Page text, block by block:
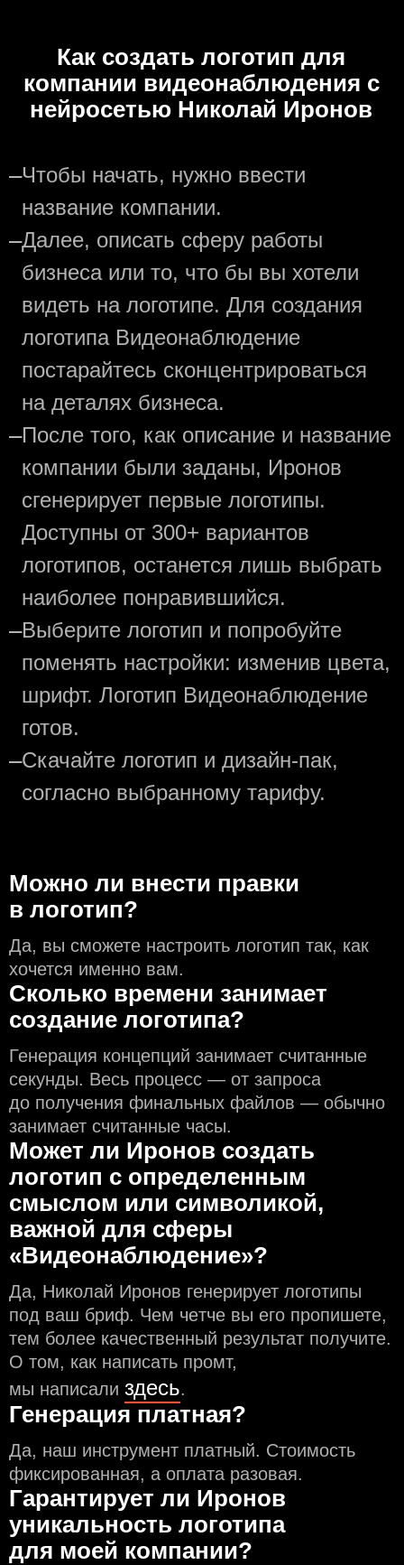
Как создать логотип для
компании видеонаблюдения с
нейросетью Николай Иронов
—Чтобы начать, нужно ввести
название компании.
—Далее, описать сферу работы
бизнеса или то, что бы вы хотели
видеть на логотипе. Для создания
логотипа Видеонаблюдение
постарайтесь сконцентрироваться
на деталях бизнеса.
—После того, как описание и название
компании были заданы, Иронов
сгенерирует первые логотипы.
Доступны от 300+ вариантов
логотипов, останется лишь выбрать
наиболее понравившийся.
—Выберите логотип и попробуйте
поменять настройки: изменив цвета,
шрифт. Логотип Видеонаблюдение
готов.
—Скачайте логотип и дизайн-пак,
согласно выбранному тарифу.
Можно ли внести правки
в логотип?
Да, вы сможете настроить логотип так, как
хочется именно вам.
Сколько времени занимает
создание логотипа?
Генерация концепций занимает считанные
секунды. Весь процесс — от запроса
до получения финальных файлов — обычно
занимает считанные часы.
Может ли Иронов создать
логотип с определeнным
смыслом или символикой,
важной для сферы
«Видеонаблюдение»?
Да, Николай Иронов генерирует логотипы
под ваш бриф. Чем чeтче вы его пропишете,
тем более качественный результат получите.
О том, как написать промт,
мы написали здесь.
Генерация платная?
Да, наш инструмент платный. Стоимость
фиксированная, а оплата разовая.
Гарантирует ли Иронов
уникальность логотипа
для моей компании?